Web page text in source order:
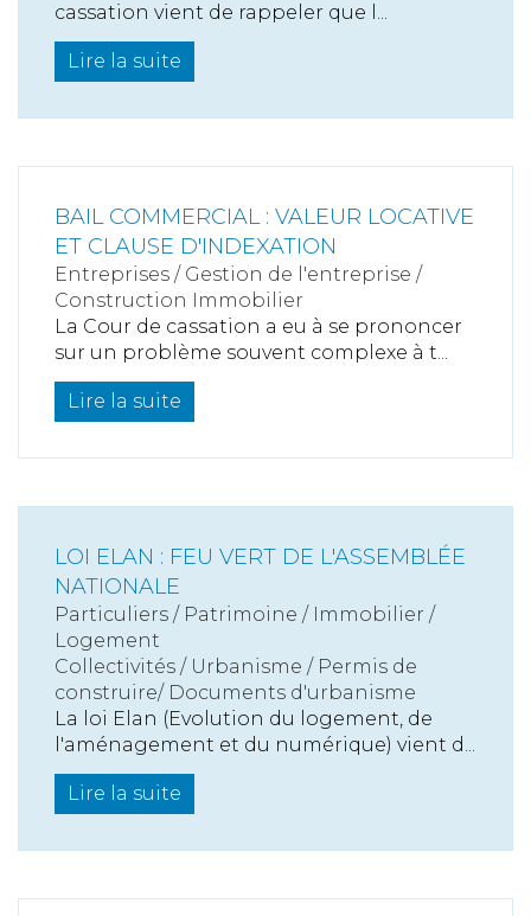
cassation vient de rappeler que l...
Lire la suite
BAIL COMMERCIAL : VALEUR LOCATIVE
ET CLAUSE D'INDEXATION
Entreprises / Gestion de l'entreprise /
Construction Immobilier
La Cour de cassation a eu à se prononcer
sur un problème souvent complexe à t...
Lire la suite
LOI ELAN : FEU VERT DE L'ASSEMBLÉE
NATIONALE
Particuliers / Patrimoine / Immobilier /
Logement
Collectivités / Urbanisme / Permis de
construire/ Documents d'urbanisme
La loi Elan (Evolution du logement, de
l'aménagement et du numérique) vient d...
Lire la suite